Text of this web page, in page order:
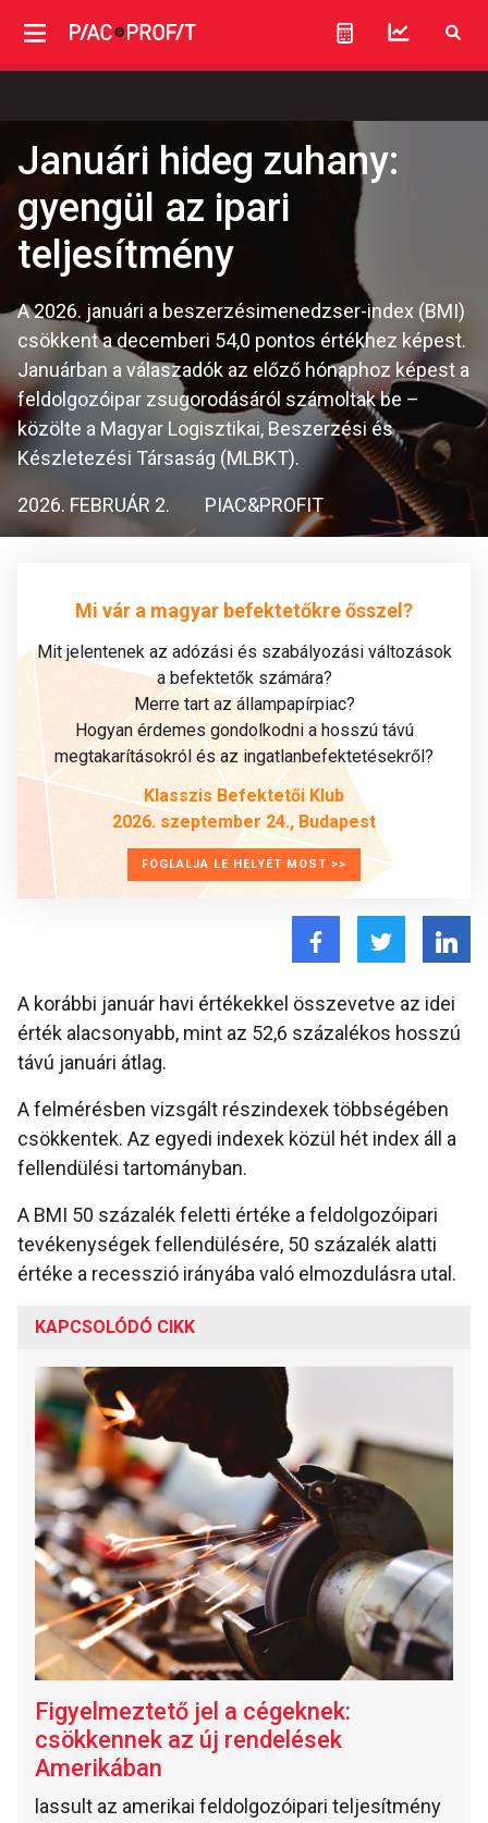
Januári hideg zuhany:
gyengül az ipari
teljesítmény
A 2026. januári a beszerzésimenedzser-index (BMI)
csökkent a decemberi 54,0 pontos értékhez képest.
Januárban a válaszadók az előző hónaphoz képest a
feldolgozóipar zsugorodásáról számoltak be –
közölte a Magyar Logisztikai, Beszerzési és
Készletezési Társaság (MLBKT).
2026. FEBRUÁR 2. PIAC&PROFIT
Mi vár a magyar befektetőkre ősszel?
Mit jelentenek az adózási és szabályozási változások
a befektetők számára?
Merre tart az állampapírpiac?
Hogyan érdemes gondolkodni a hosszú távú
megtakarításokról és az ingatlanbefektetésekről?
Klasszis Befektetői Klub
2026. szeptember 24., Budapest
FOGLALJA LE HELYÉT MOST >>
A korábbi január havi értékekkel összevetve az idei
érték alacsonyabb, mint az 52,6 százalékos hosszú
távú januári átlag.
A felmérésben vizsgált részindexek többségében
csökkentek. Az egyedi indexek közül hét index áll a
fellendülési tartományban.
A BMI 50 százalék feletti értéke a feldolgozóipari
tevékenységek fellendülésére, 50 százalék alatti
értéke a recesszió irányába való elmozdulásra utal.
KAPCSOLÓDÓ CIKK
Figyelmeztető jel a cégeknek:
csökkennek az új rendelések
Amerikában
lassult az amerikai feldolgozóipari teljesítmény